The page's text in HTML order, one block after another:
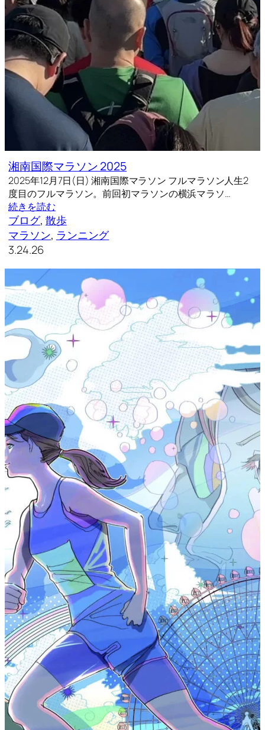
湘南国際マラソン 2025
2025年12月7日(日) 湘南国際マラソン フルマラソン人生2
度目のフルマラソン。前回初マラソンの横浜マラソ…
続きを読む
ブログ, 散歩
マラソン, ランニング
3.24.26